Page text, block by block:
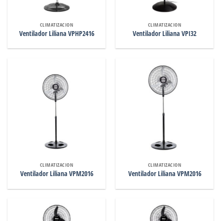
CLIMATIZACION
Ventilador Liliana VPHP2416
CLIMATIZACION
Ventilador Liliana VPI32
CLIMATIZACION
Ventilador Liliana VPM2016
CLIMATIZACION
Ventilador Liliana VPM2016